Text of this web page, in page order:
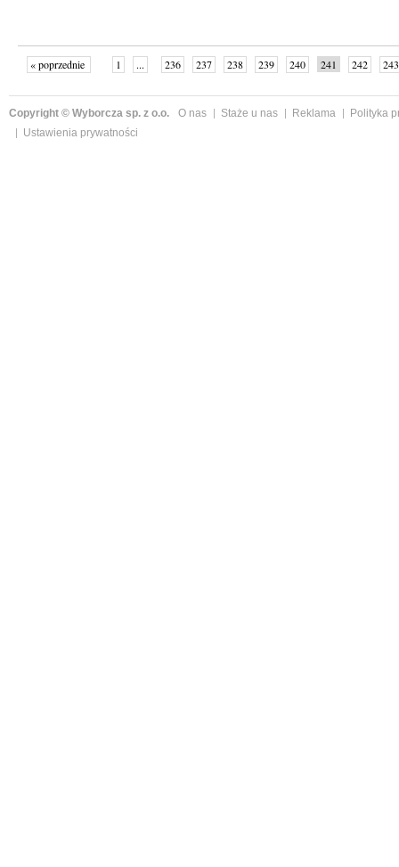
« poprzednie 1 ... 236 237 238 239 240 241 242
243
Copyright © Wyborcza sp. z o.o. O nas Staże u nas Reklama
Polityka
Ustawienia prywatności